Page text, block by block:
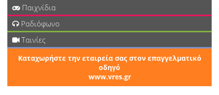
Παιχνίδια
Ραδιόφωνο
Ταινίες
Καταχωρήστε την εταιρεία σας στον επαγγελματικό
οδηγό
www.vres.gr